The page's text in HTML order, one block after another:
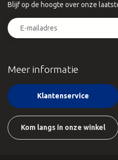
Meer informatie
Klantenservice
Kom langs in onze winkel
Blijf op de hoogte over onze